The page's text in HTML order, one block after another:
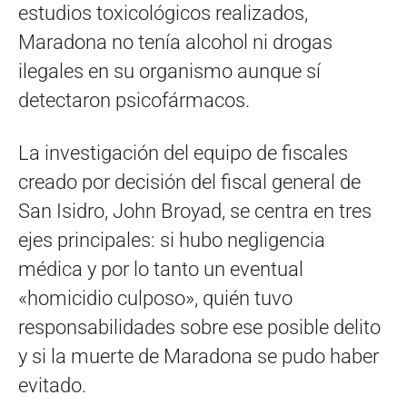
estudios toxicológicos realizados,
Maradona no tenía alcohol ni drogas
ilegales en su organismo aunque sí
detectaron psicofármacos.
La investigación del equipo de fiscales
creado por decisión del fiscal general de
San Isidro, John Broyad, se centra en tres
ejes principales: si hubo negligencia
médica y por lo tanto un eventual
«homicidio culposo», quién tuvo
responsabilidades sobre ese posible delito
y si la muerte de Maradona se pudo haber
evitado.